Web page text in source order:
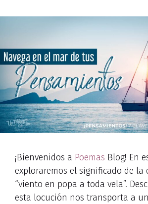
¡Bienvenidos a Poemas Blog! En
exploraremos el significado de la
“viento en popa a toda vela”.
esta locución nos transporta a